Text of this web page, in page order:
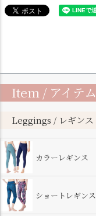
Item / アイテム
Leggings / レギンス
カラーレギンス
ショートレギンス